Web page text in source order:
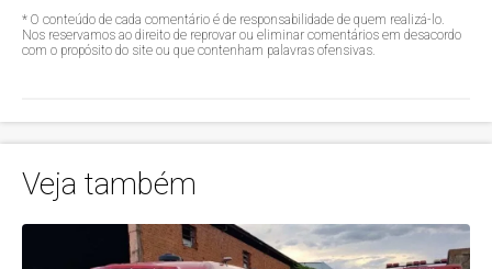
* O conteúdo de cada comentário é de responsabilidade de quem realizá-lo.
Nos reservamos ao direito de reprovar ou eliminar comentários em desacordo
com o propósito do site ou que contenham palavras ofensivas.
Veja também